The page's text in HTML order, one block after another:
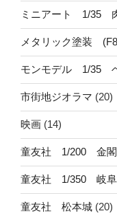
ミニアート 1/35
メタリック塗装
モンモデル 1/35
市街地ジオラマ (20)
映画 (14)
童友社 1/200 金
童友社 1/350 岐
童友社 松本城 (20)